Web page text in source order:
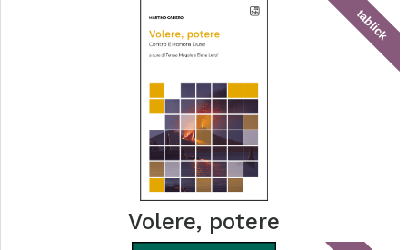
tablick
Volere, potere